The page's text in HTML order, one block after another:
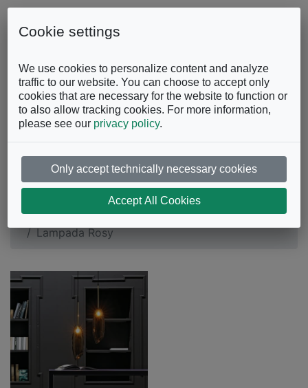
Skip to content
FacebookInstagramYouTube
Lampada Rosy
Illuminazione
Lampade a sospensione
Lampada Rosy
Cookie settings
We use cookies to personalize content and analyze
traffic to our website. You can choose to accept only
cookies that are necessary for the website to function or
to also allow tracking cookies. For more information,
please see our privacy policy.
Only accept technically necessary cookies
Accept All Cookies